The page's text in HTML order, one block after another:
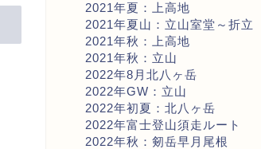
2021年夏：上高地
2021年夏山：立山室堂～折立
2021年秋：上高地
2021年秋：立山
2022年8月北八ヶ岳
2022年GW：立山
2022年初夏：北八ヶ岳
2022年富士登山須走ルート
2022年秋：剱岳早月尾根